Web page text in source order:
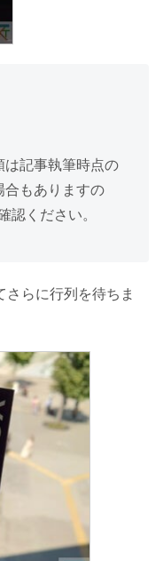
記事執筆時点の
合もありますの
認ください。
らに行列を待ちま